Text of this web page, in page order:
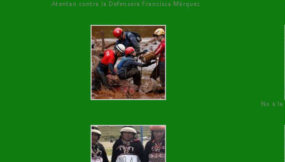
Atentan contra la Defensora Francisca Márquez
No a